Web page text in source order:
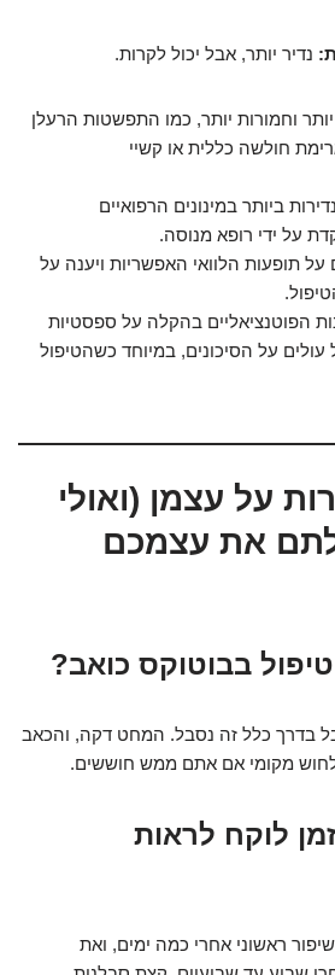
נדיר יותר, אבל יכול לקרות.
יותר וחמורות יותר, כמו התפשטות הרעלן
חולשה כללית או קשיי
ביותר במינונים הרפואיים
על ידי רופא מנוסה.
תופעות הלוואי האפשריות ויענה על
הפוטנציאליים בהקלה על ספסטיות
על הסיכונים, במיוחד כשהטיפול
על עצמן (ואולי
את עצמכם
בדרך כלל זה נסבל. המחט דקה, והכאב
מקומי אם אתם ממש חוששים.
זמן לוקח לראות
ראשוני אחרי כמה ימים, ואת